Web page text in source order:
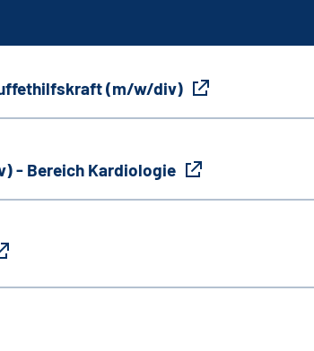
(m/w/div)
- Bereich Kardiologie